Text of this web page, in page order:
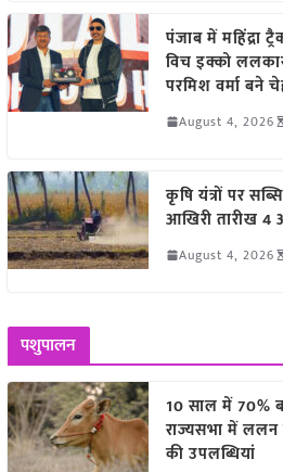
पंजाब में महिंद्रा
विच इक्को
परमिश वर्मा बने
August 4, 2026
कृषि यंत्रों पर
आखिरी तारीख
August 4, 2026
पशुपालन
10 साल में 70%
राज्यसभा में ललन
की उपलब्धियां